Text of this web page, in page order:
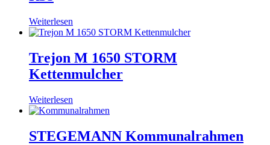
Weiterlesen
Trejon M 1650 STORM
Kettenmulcher
Weiterlesen
STEGEMANN Kommunalrahmen